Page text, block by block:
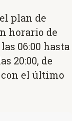
plan de
horario de
06:00 hasta
20:00, de
con el último